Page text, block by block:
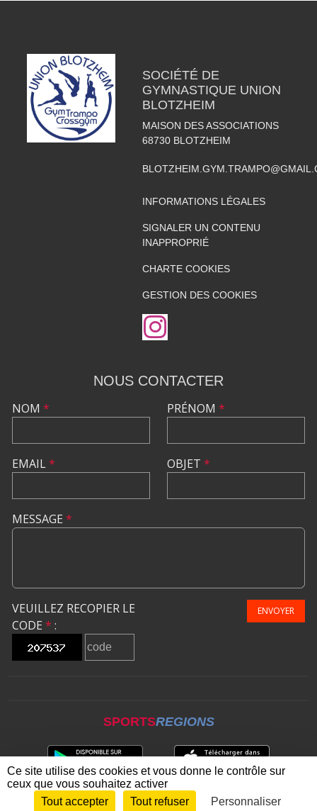
SOCIÉTÉ DE
GYMNASTIQUE UNION
BLOTZHEIM
MAISON DES ASSOCIATIONS
68730 BLOTZHEIM
INFORMATIONS LÉGALES
SIGNALER UN CONTENU
INAPPROPRIÉ
CHARTE COOKIES
GESTION DES COOKIES
NOUS CONTACTER
NOM *
EMAIL*
PRÉNOM *
OBJET *
MESSAGE *
VEUILLEZ RECOPIER LE
CODE * :
ENVOYER
SPORTSREGIONS
Envie de participer ? CONNEXION
Ce site utilise des cookies et vous donne le contrôle sur
ceux que vous souhaitez activer
Tout accepter
Tout refuser Personnaliser